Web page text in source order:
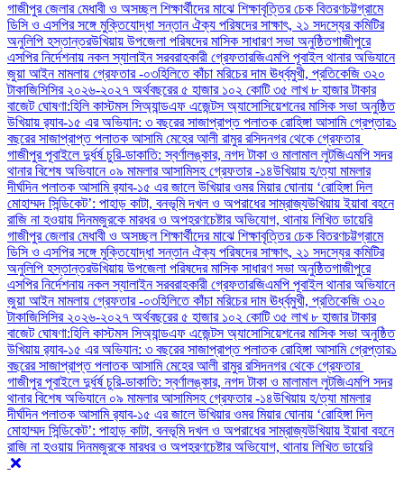
গাজীপুর জেলার মেধাবী ও অসচ্ছল শিক্ষার্থীদের মাঝে শিক্ষাবৃত্তির চেক বিতরণচট্টগ্রামে
ডিসি ও এসপির সঙ্গে মুক্তিযোদ্ধা সন্তান ঐক্য পরিষদের সাক্ষাৎ, ২১ সদস্যের কমিটির
অনুলিপি হস্তান্তরউখিয়ায় উপজেলা পরিষদের মাসিক সাধারণ সভা অনুষ্ঠিতগাজীপুরে
এসপির নির্দেশনায় নকল স্যালাইন সরবরাহকারী গ্রেফতারজিএমপি পূবাইল থানার অভিযানে
জুয়া আইন মামলায় গ্রেফতার -০৩হিলিতে কাঁচা মরিচের দাম ঊর্ধ্বমুখী, প্রতিকেজি ৩২০
টাকাজিসিসির ২০২৬-২০২৭ অর্থবছরের ৫ হাজার ১০২ কোটি ৩৫ লাখ ৮ হাজার টাকার
বাজেট ঘোষণা:হিলি কাস্টমস সিঅ্যান্ডএফ এজেন্টস অ্যাসোসিয়েশনের মাসিক সভা অনুষ্ঠিত
উখিয়ায় র‍্যাব-১৫ এর অভিযান: ৩ বছরের সাজাপ্রাপ্ত পলাতক রোহিঙ্গা আসামি গ্রেপ্তার১
বছরের সাজাপ্রাপ্ত পলাতক আসামি মেহের আলী রামুর রসিদনগর থেকে গ্রেফতার ‎
গাজীপুর পূবাইলে দুর্ধর্ষ চুরি-ডাকাতি: স্বর্ণালঙ্কার, নগদ টাকা ও মালামাল লুটজিএমপি সদর
থানার বিশেষ অভিযানে ০৯ মামলার আসামিসহ গ্রেফতার -১৪উখিয়ায় হ/ত্যা মামলার
দীর্ঘদিন পলাতক আসামি র‌্যাব-১৫ এর জালে ‎‎উখিয়ার ওমর মিয়ার ঘোনায় ‘রোহিঙ্গা দিল
মোহাম্মদ সিন্ডিকেট’: পাহাড় কাটা, বনভূমি দখল ও অপরাধের সাম্রাজ্যউখিয়ায় ইয়াবা বহনে
রাজি না হওয়ায় দিনমজুরকে মারধর ও অপহরণচেষ্টার অভিযোগ, থানায় লিখিত ডায়েরি
গাজীপুর জেলার মেধাবী ও অসচ্ছল শিক্ষার্থীদের মাঝে শিক্ষাবৃত্তির চেক বিতরণচট্টগ্রামে
ডিসি ও এসপির সঙ্গে মুক্তিযোদ্ধা সন্তান ঐক্য পরিষদের সাক্ষাৎ, ২১ সদস্যের কমিটির
অনুলিপি হস্তান্তরউখিয়ায় উপজেলা পরিষদের মাসিক সাধারণ সভা অনুষ্ঠিতগাজীপুরে
এসপির নির্দেশনায় নকল স্যালাইন সরবরাহকারী গ্রেফতারজিএমপি পূবাইল থানার অভিযানে
জুয়া আইন মামলায় গ্রেফতার -০৩হিলিতে কাঁচা মরিচের দাম ঊর্ধ্বমুখী, প্রতিকেজি ৩২০
টাকাজিসিসির ২০২৬-২০২৭ অর্থবছরের ৫ হাজার ১০২ কোটি ৩৫ লাখ ৮ হাজার টাকার
বাজেট ঘোষণা:হিলি কাস্টমস সিঅ্যান্ডএফ এজেন্টস অ্যাসোসিয়েশনের মাসিক সভা অনুষ্ঠিত
উখিয়ায় র‍্যাব-১৫ এর অভিযান: ৩ বছরের সাজাপ্রাপ্ত পলাতক রোহিঙ্গা আসামি গ্রেপ্তার১
বছরের সাজাপ্রাপ্ত পলাতক আসামি মেহের আলী রামুর রসিদনগর থেকে গ্রেফতার ‎
গাজীপুর পূবাইলে দুর্ধর্ষ চুরি-ডাকাতি: স্বর্ণালঙ্কার, নগদ টাকা ও মালামাল লুটজিএমপি সদর
থানার বিশেষ অভিযানে ০৯ মামলার আসামিসহ গ্রেফতার -১৪উখিয়ায় হ/ত্যা মামলার
দীর্ঘদিন পলাতক আসামি র‌্যাব-১৫ এর জালে ‎‎উখিয়ার ওমর মিয়ার ঘোনায় ‘রোহিঙ্গা দিল
মোহাম্মদ সিন্ডিকেট’: পাহাড় কাটা, বনভূমি দখল ও অপরাধের সাম্রাজ্যউখিয়ায় ইয়াবা বহনে
রাজি না হওয়ায় দিনমজুরকে মারধর ও অপহরণচেষ্টার অভিযোগ, থানায় লিখিত ডায়েরি